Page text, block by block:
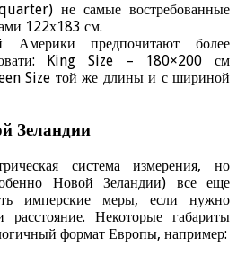
не самые востребованные
122х183 см.
Америки предпочитают более
King Size – 180×200 см
Size той же длины и с шириной
Зеландии
система измерения, но
Новой Зеландии) все еще
имперские меры, если нужно
расстояние. Некоторые габариты
формат Европы, например: